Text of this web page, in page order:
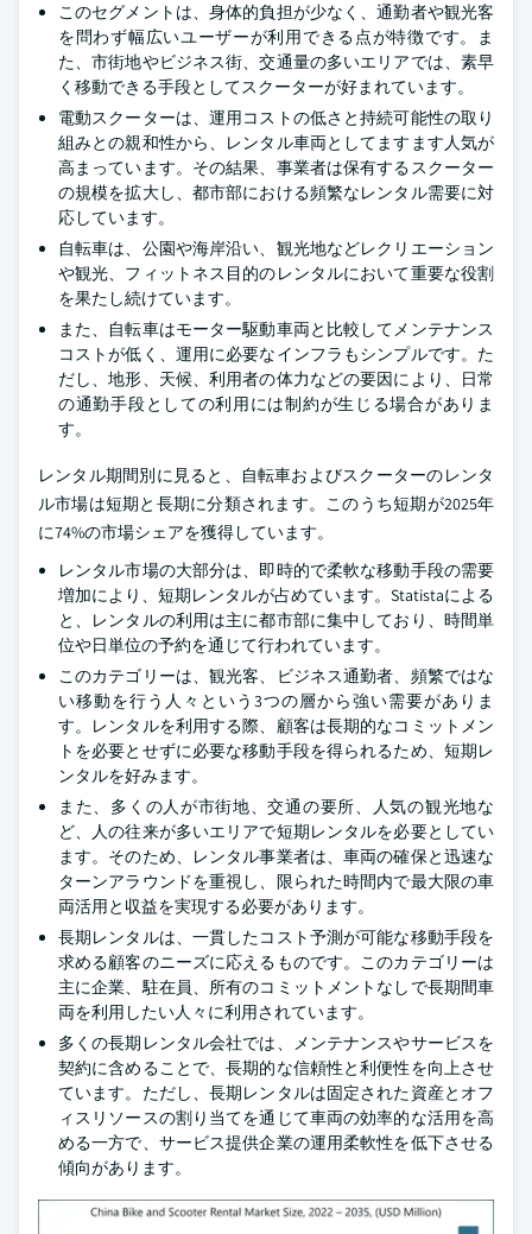
このセグメントは、身体的負担が少なく、通勤者や観光客
を問わず幅広いユーザーが利用できる点が特徴です。ま
た、市街地やビジネス街、交通量の多いエリアでは、素早
く移動できる手段としてスクーターが好まれています。
電動スクーターは、運用コストの低さと持続可能性の取り
組みとの親和性から、レンタル車両としてますます人気が
高まっています。その結果、事業者は保有するスクーター
の規模を拡大し、都市部における頻繁なレンタル需要に対
応しています。
自転車は、公園や海岸沿い、観光地などレクリエーション
や観光、フィットネス目的のレンタルにおいて重要な役割
を果たし続けています。
また、自転車はモーター駆動車両と比較してメンテナンス
コストが低く、運用に必要なインフラもシンプルです。た
だし、地形、天候、利用者の体力などの要因により、日常
の通勤手段としての利用には制約が生じる場合がありま
す。
レンタル期間別に見ると、自転車およびスクーターのレンタ
ル市場は短期と長期に分類されます。このうち短期が2025年
に74%の市場シェアを獲得しています。
レンタル市場の大部分は、即時的で柔軟な移動手段の需要
増加により、短期レンタルが占めています。Statistaによる
と、レンタルの利用は主に都市部に集中しており、時間単
位や日単位の予約を通じて行われています。
このカテゴリーは、観光客、ビジネス通勤者、頻繁ではな
い移動を行う人々という3つの層から強い需要がありま
す。レンタルを利用する際、顧客は長期的なコミットメン
トを必要とせずに必要な移動手段を得られるため、短期レ
ンタルを好みます。
また、多くの人が市街地、交通の要所、人気の観光地な
ど、人の往来が多いエリアで短期レンタルを必要としてい
ます。そのため、レンタル事業者は、車両の確保と迅速な
ターンアラウンドを重視し、限られた時間内で最大限の車
両活用と収益を実現する必要があります。
長期レンタルは、一貫したコスト予測が可能な移動手段を
求める顧客のニーズに応えるものです。このカテゴリーは
主に企業、駐在員、所有のコミットメントなしで長期間車
両を利用したい人々に利用されています。
多くの長期レンタル会社では、メンテナンスやサービスを
契約に含めることで、長期的な信頼性と利便性を向上させ
ています。ただし、長期レンタルは固定された資産とオフ
ィスリソースの割り当てを通じて車両の効率的な活用を高
める一方で、サービス提供企業の運用柔軟性を低下させる
傾向があります。